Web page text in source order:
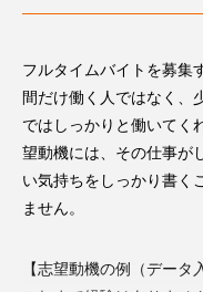
通常のバイトより仕
フルタイムバイトの
に関しては正社員と
人によってはそれを
えられるかもしれま
に向き合えるやりが
フルタイムバイトを募集
間だけ働く人ではなく、
ではしっかりと働いてく
望動機には、その仕事が
い気持ちをしっかり書く
ません。
【志望動機の例（データ